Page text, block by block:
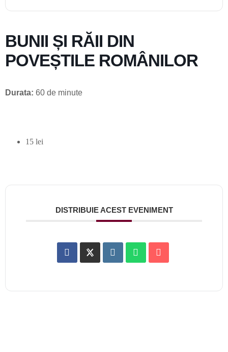
BUNII ȘI RĂII DIN
POVEȘTILE ROMÂNILOR
Durata: 60 de minute
15 lei
DISTRIBUIE ACEST EVENIMENT